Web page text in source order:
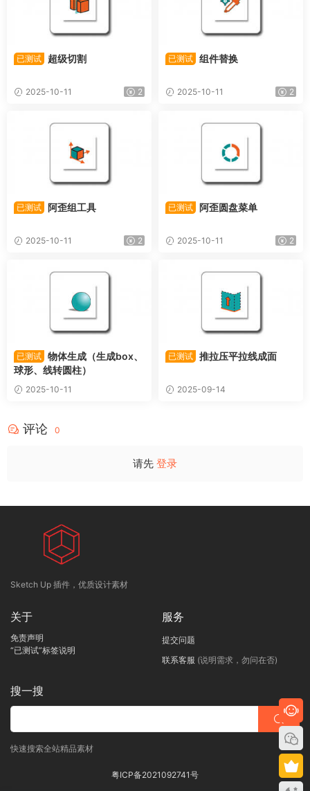
已测试 超级切割
2025-10-11 2
已测试 组件替换
2025-10-11 2
已测试 阿歪组工具
2025-10-11 2
已测试 阿歪圆盘菜单
2025-10-11 2
已测试 物体生成（生成box、
球形、线转圆柱）
2025-10-11
已测试 推拉压平拉线成面
2025-09-14
评论 0
请先 登录
Sketch Up 插件，优质设计素材
关于
免责声明
“已测试”标签说明
服务
提交问题
联系客服 (说明需求，勿问在否)
搜一搜
快速搜索全站精品素材
粤ICP备2021092741号